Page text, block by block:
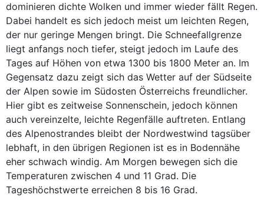
dominieren dichte Wolken und immer wieder fällt Regen.
Dabei handelt es sich jedoch meist um leichten Regen,
der nur geringe Mengen bringt. Die Schneefallgrenze
liegt anfangs noch tiefer, steigt jedoch im Laufe des
Tages auf Höhen von etwa 1300 bis 1800 Meter an. Im
Gegensatz dazu zeigt sich das Wetter auf der Südseite
der Alpen sowie im Südosten Österreichs freundlicher.
Hier gibt es zeitweise Sonnenschein, jedoch können
auch vereinzelte, leichte Regenfälle auftreten. Entlang
des Alpenostrandes bleibt der Nordwestwind tagsüber
lebhaft, in den übrigen Regionen ist es in Bodennähe
eher schwach windig. Am Morgen bewegen sich die
Temperaturen zwischen 4 und 11 Grad. Die
Tageshöchstwerte erreichen 8 bis 16 Grad.